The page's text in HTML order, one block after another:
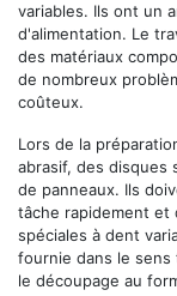
variables. Ils ont un
d'alimentation. Le
des matériaux
de nombreux
coûteux.
Lors de la
abrasif, des disques
de panneaux. Ils
tâche rapidement et
spéciales à dent
fournie dans le
le découpage au